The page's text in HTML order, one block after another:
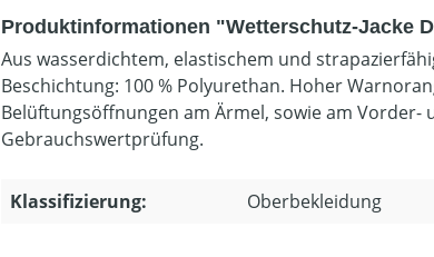
Produktinformationen "Wetterschutz-Jacke
Aus wasserdichtem, elastischem und
Beschichtung: 100 % Polyurethan. Hoher
Belüftungsöffnungen am Ärmel, sowie am Vorder-
Gebrauchswertprüfung.
Klassifizierung: Oberbekleidung